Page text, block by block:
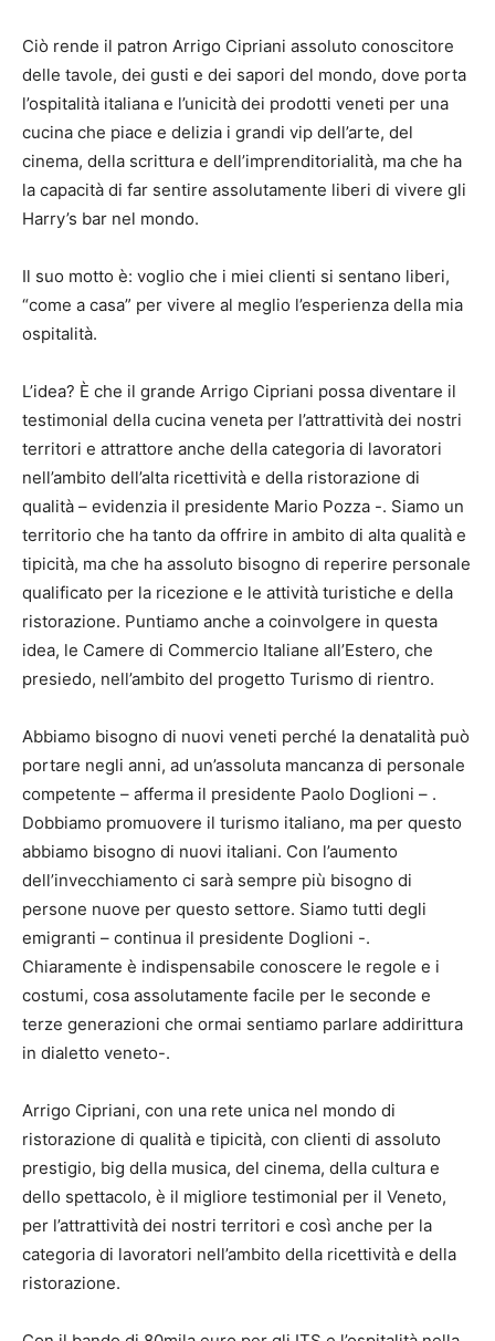
Ciò rende il patron Arrigo Cipriani assoluto conoscitore
delle tavole, dei gusti e dei sapori del mondo, dove porta
l’ospitalità italiana e l’unicità dei prodotti veneti per una
cucina che piace e delizia i grandi vip dell’arte, del
cinema, della scrittura e dell’imprenditorialità, ma che ha
la capacità di far sentire assolutamente liberi di vivere gli
Harry’s bar nel mondo.
Il suo motto è: voglio che i miei clienti si sentano liberi,
“come a casa” per vivere al meglio l’esperienza della mia
ospitalità.
L’idea? È che il grande Arrigo Cipriani possa diventare il
testimonial della cucina veneta per l’attrattività dei nostri
territori e attrattore anche della categoria di lavoratori
nell’ambito dell’alta ricettività e della ristorazione di
qualità – evidenzia il presidente Mario Pozza -. Siamo un
territorio che ha tanto da offrire in ambito di alta qualità e
tipicità, ma che ha assoluto bisogno di reperire personale
qualificato per la ricezione e le attività turistiche e della
ristorazione. Puntiamo anche a coinvolgere in questa
idea, le Camere di Commercio Italiane all’Estero, che
presiedo, nell’ambito del progetto Turismo di rientro.
Abbiamo bisogno di nuovi veneti perché la denatalità può
portare negli anni, ad un’assoluta mancanza di personale
competente – afferma il presidente Paolo Doglioni – .
Dobbiamo promuovere il turismo italiano, ma per questo
abbiamo bisogno di nuovi italiani. Con l’aumento
dell’invecchiamento ci sarà sempre più bisogno di
persone nuove per questo settore. Siamo tutti degli
emigranti – continua il presidente Doglioni -.
Chiaramente è indispensabile conoscere le regole e i
costumi, cosa assolutamente facile per le seconde e
terze generazioni che ormai sentiamo parlare addirittura
in dialetto veneto-.
Arrigo Cipriani, con una rete unica nel mondo di
ristorazione di qualità e tipicità, con clienti di assoluto
prestigio, big della musica, del cinema, della cultura e
dello spettacolo, è il migliore testimonial per il Veneto,
per l’attrattività dei nostri territori e così anche per la
categoria di lavoratori nell’ambito della ricettività e della
ristorazione.